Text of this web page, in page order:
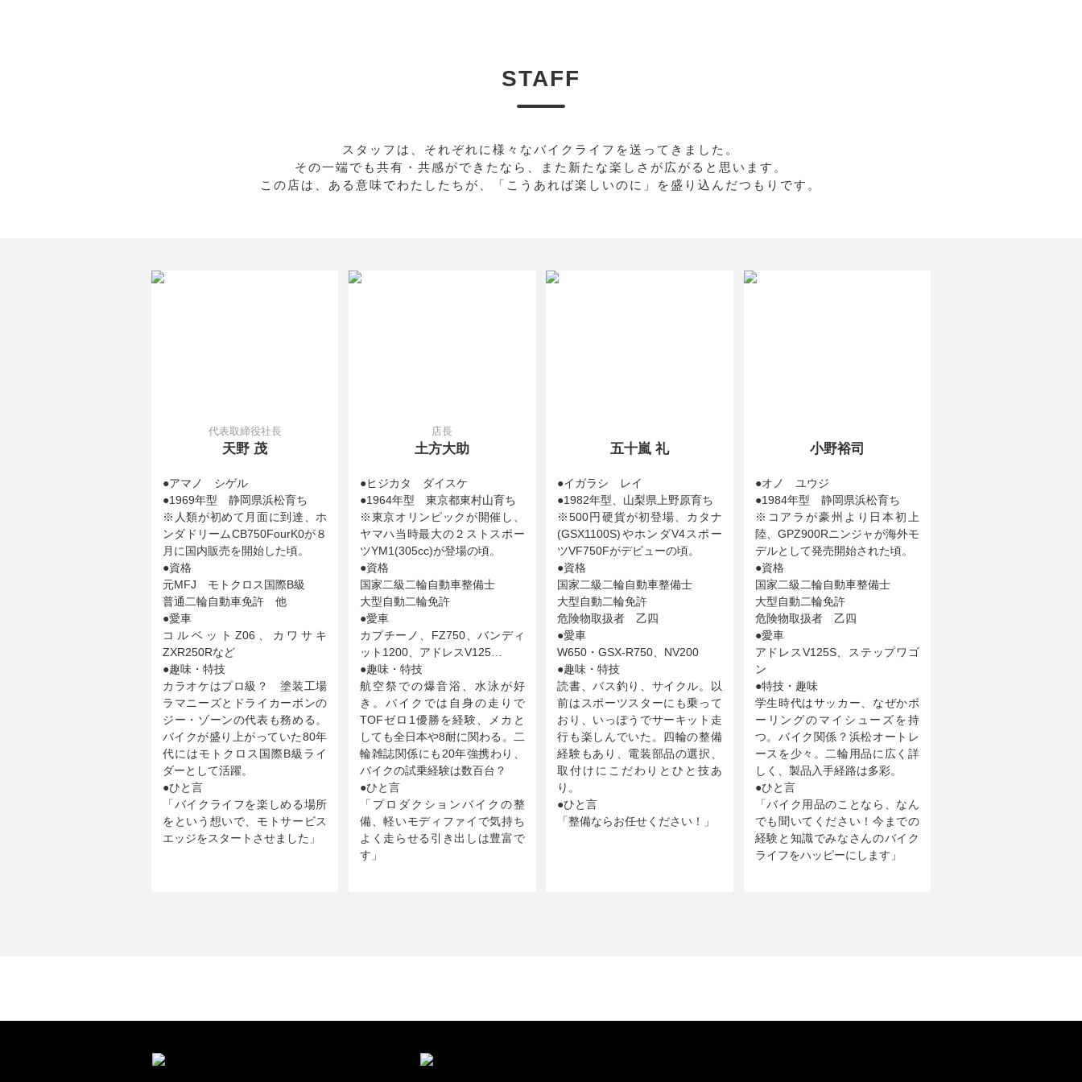
STAFF
スタッフは、それぞれに様々なバイクライフを送ってきました。
その一端でも共有・共感ができたなら、また新たな楽しさが広がると思います。
この店は、ある意味でわたしたちが、「こうあれば楽しいのに」を盛り込んだつもりです。
代表取締役社長
天野 茂
●アマノ シゲル
●1969年型 静岡県浜松育ち
※人類が初めて月面に到達、ホ
ンダドリームCB750FourK0が８
月に国内販売を開始した頃。
●資格
元MFJ モトクロス国際B級
普通二輪自動車免許 他
●愛車
コルベットZ06、カワサキ
ZXR250Rなど
●趣味・特技
カラオケはプロ級？ 塗装工場
ラマニーズとドライカーボンの
ジー・ゾーンの代表も務める。
バイクが盛り上がっていた80年
代にはモトクロス国際B級ライ
ダーとして活躍。
●ひと言
「バイクライフを楽しめる場所
をという想いで、モトサービス
エッジをスタートさせました」
店長
土方大助
●ヒジカタ ダイスケ
●1964年型 東京都東村山育ち
※東京オリンピックが開催し、
ヤマハ当時最大の２ストスポー
ツYM1(305cc)が登場の頃。
●資格
国家二級二輪自動車整備士
大型自動二輪免許
●愛車
カプチーノ、FZ750、バンディ
ット1200、アドレスV125…
●趣味・特技
航空祭での爆音浴、水泳が好
き。バイクでは自身の走りで
TOFゼロ1優勝を経験、メカと
しても全日本や8耐に関わる。二
輪雑誌関係にも20年強携わり、
バイクの試乗経験は数百台？
●ひと言
「プロダクションバイクの整
備、軽いモディファイで気持ち
よく走らせる引き出しは豊富で
す」
五十嵐 礼
●イガラシ レイ
●1982年型、山梨県上野原育ち
※500円硬貨が初登場、カタナ
(GSX1100S)やホンダV4スポー
ツVF750Fがデビューの頃。
●資格
国家二級二輪自動車整備士
大型自動二輪免許
危険物取扱者 乙四
●愛車
W650・GSX-R750、NV200
●趣味・特技
読書、バス釣り、サイクル。以
前はスポーツスターにも乗って
おり、いっぽうでサーキット走
行も楽しんでいた。四輪の整備
経験もあり、電装部品の選択、
取付けにこだわりとひと技あ
り。
●ひと言
「整備ならお任せください！」
小野裕司
●オノ ユウジ
●1984年型 静岡県浜松育ち
※コアラが豪州より日本初上
陸、GPZ900Rニンジャが海外モ
デルとして発売開始された頃。
●資格
国家二級二輪自動車整備士
大型自動二輪免許
危険物取扱者 乙四
●愛車
アドレスV125S、ステップワゴ
ン
●特技・趣味
学生時代はサッカー、なぜかボ
ーリングのマイシューズを持
つ。バイク関係？浜松オートレ
ースを少々。二輪用品に広く詳
しく、製品入手経路は多彩。
●ひと言
「バイク用品のことなら、なん
でも聞いてください！今までの
経験と知識でみなさんのバイク
ライフをハッピーにします」